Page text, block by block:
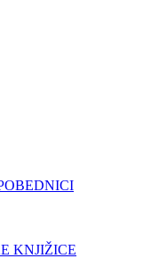
KNJIŽICE